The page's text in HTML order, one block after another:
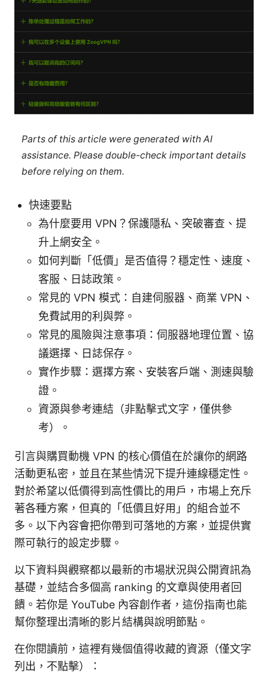
Parts of this article were generated with AI
assistance. Please double-check important details
before relying on them.
快速要點
為什麼要用 VPN？保護隱私、突破審查、提
升上網安全。
如何判斷「低價」是否值得？穩定性、速度、
客服、日誌政策。
常見的 VPN 模式：自建伺服器、商業 VPN、
免費試用的利與弊。
常見的風險與注意事項：伺服器地理位置、協
議選擇、日誌保存。
實作步驟：選擇方案、安裝客戶端、測速與驗
證。
資源與參考連結（非點擊式文字，僅供參
考）。
引言與購買動機 VPN 的核心價值在於讓你的網路
活動更私密，並且在某些情況下提升連線穩定性。
對於希望以低價得到高性價比的用戶，市場上充斥
著各種方案，但真的「低價且好用」的組合並不
多。以下內容會把你帶到可落地的方案，並提供實
際可執行的設定步驟。
以下資料與觀察都以最新的市場狀況與公開資訊為
基礎，並結合多個高 ranking 的文章與使用者回
饋。若你是 YouTube 內容創作者，這份指南也能
幫你整理出清晰的影片結構與說明節點。
在你閱讀前，這裡有幾個值得收藏的資源（僅文字
列出，不點擊）：